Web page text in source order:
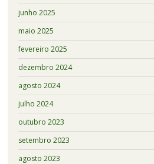
junho 2025
maio 2025
fevereiro 2025
dezembro 2024
agosto 2024
julho 2024
outubro 2023
setembro 2023
agosto 2023